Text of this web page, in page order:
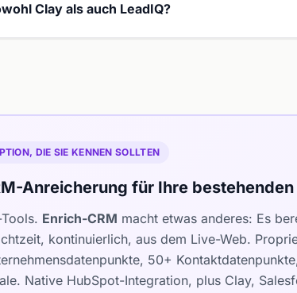
Clay als auch LeadIQ?
DIE SIE KENNEN SOLLTEN
Anreicherung für Ihre
Enrich-CRM macht etwas anderes: Es
kontinuierlich, aus dem Live-Web.
50+
Native HubSpot-Integration, plus Clay,